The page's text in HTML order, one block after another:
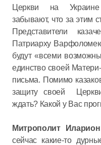
Церкви на
забывают, что за этим
Представители
Патриарху
будут «всеми
единство своей
письма. Помимо
защиту своей
ждать? Какой у Вас
Митрополит
сейчас какие-то